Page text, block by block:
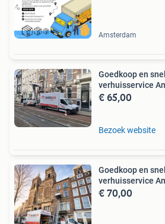
Amsterdam
Goedkoop en
verhuisservice
€ 65,00
Bezoek website
Goedkoop en
verhuisservice
€ 70,00